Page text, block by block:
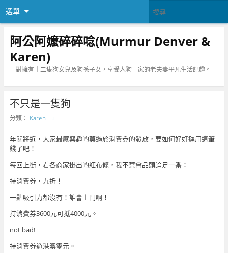
選單
阿公阿嬤碎碎唸(Murmur Denver &
Karen)
一對擁有十二隻狗女兒及狗孫子女，享受人狗一家的老夫妻平凡生活記趣。
不只是一隻狗
分類： Karen Lu
年關將近，大家最感興趣的莫過於消費券的發放，要如何好好運用這筆
錢了吧！
每回上街，看各商家掛出的紅布條，我不禁會品頭論足一番：
持消費券，九折！
一點吸引力都沒有！誰會上門啊！
持消費券3600元可抵4000元。
not bad!
持消費券遊港澳零元。